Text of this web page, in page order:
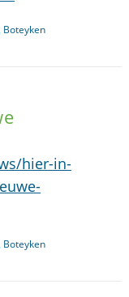
Boteyken
hier-in-
Boteyken